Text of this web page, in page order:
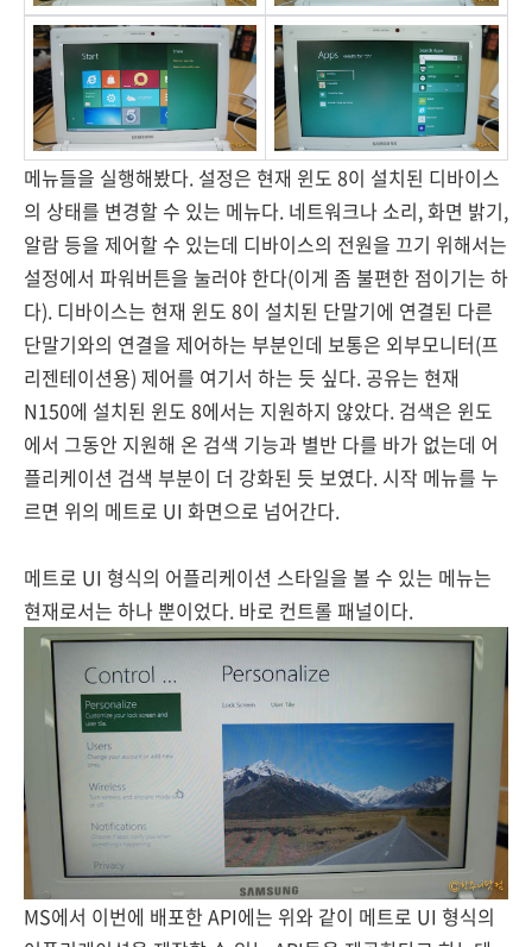
메뉴들을 실행해봤다. 설정은 현재 윈도 8이 설치된 디바이스
의 상태를 변경할 수 있는 메뉴다. 네트워크나 소리, 화면 밝기,
알람 등을 제어할 수 있는데 디바이스의 전원을 끄기 위해서는
설정에서 파워버튼을 눌러야 한다(이게 좀 불편한 점이기는 하
다). 디바이스는 현재 윈도 8이 설치된 단말기에 연결된 다른
단말기와의 연결을 제어하는 부분인데 보통은 외부모니터(프
리젠테이션용) 제어를 여기서 하는 듯 싶다. 공유는 현재
N150에 설치된 윈도 8에서는 지원하지 않았다. 검색은 윈도
에서 그동안 지원해 온 검색 기능과 별반 다를 바가 없는데 어
플리케이션 검색 부분이 더 강화된 듯 보였다. 시작 메뉴를 누
르면 위의 메트로 UI 화면으로 넘어간다.
메트로 UI 형식의 어플리케이션 스타일을 볼 수 있는 메뉴는
현재로서는 하나 뿐이었다. 바로 컨트롤 패널이다.
MS에서 이번에 배포한 API에는 위와 같이 메트로 UI 형식의